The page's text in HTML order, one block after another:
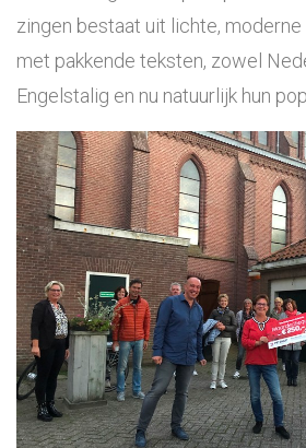
zingen bestaat uit lichte,
met pakkende teksten, zowel
Engelstalig en nu natuurlijk hun